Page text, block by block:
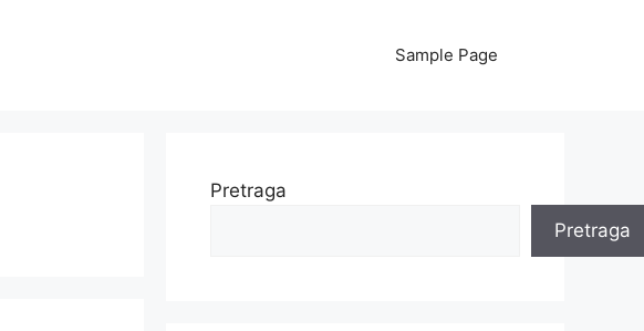
Sample Page
Pretraga
Pretraga